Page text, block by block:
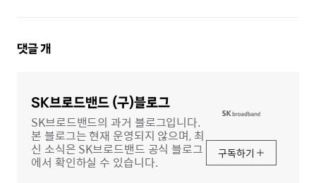
댓
댓글개
SK브로드밴드 (구)블로그
SK브로드밴드의 과거 블로그입니다.
본 블로그는 현재 운영되지 않으며, 최
신 소식은 SK브로드밴드 공식 블로그
에서 확인하실 수 있습니다.
구독하기